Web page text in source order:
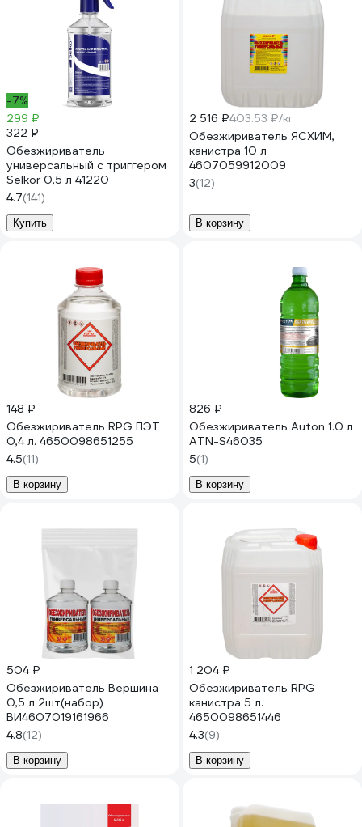
-7%
299 ₽
322 ₽
Обезжириватель
универсальный с триггером
Selkor 0,5 л 41220
4.7(141)
Купить
2 516 ₽403.53 ₽/кг
Обезжириватель ЯСХИМ,
канистра 10 л
4607059912009
3(12)
В корзину
148 ₽
Обезжириватель RPG ПЭТ
0,4 л. 4650098651255
4.5(11)
В корзину
826 ₽
Обезжириватель Auton 1.0 л
ATN-S46035
5(1)
В корзину
504 ₽
Обезжириватель Вершина
0,5 л 2шт(набор)
ВИ4607019161966
4.8(12)
В корзину
1 204 ₽
Обезжириватель RPG
канистра 5 л.
4650098651446
4.3(9)
В корзину